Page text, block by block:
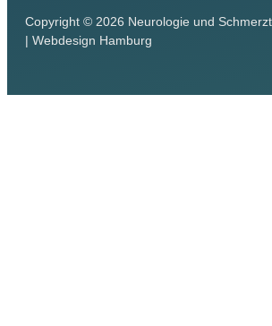
Copyright © 2026 Neurologie und
| Webdesign Hamburg